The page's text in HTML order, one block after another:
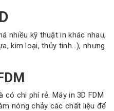
nhiều kỹ thuật in khác nhau,
kim loại, thủy tinh…), nhưng
chi phí rẻ. Máy in 3D FDM
nóng chảy các chất liệu để